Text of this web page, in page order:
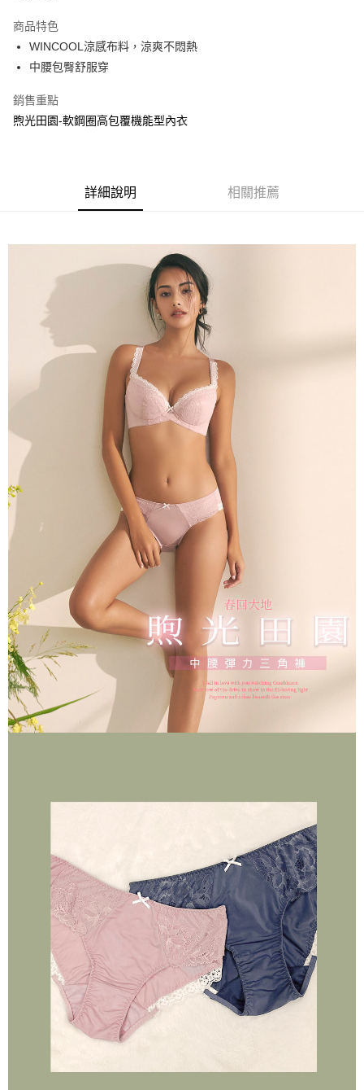
運送方式
全家取貨付款
每筆NT$90，滿NT$1,300(含以上)免運費
付款後全家取貨
每筆NT$90，滿NT$1,300(含以上)免運費
每筆NT$90
宅配-貨到不付款
每筆NT$90，滿NT$1,300(含以上)免運費
香港直送- 順豐海外
海外專區｜ Overseas
商品特色
WINCOOL涼感布料，涼爽不悶熱
中腰包臀舒服穿
銷售重點
煦光田園-軟鋼圈高包覆機能型內衣
詳細說明 相關推薦